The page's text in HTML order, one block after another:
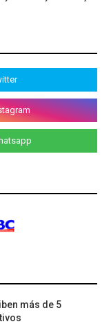
más de 5